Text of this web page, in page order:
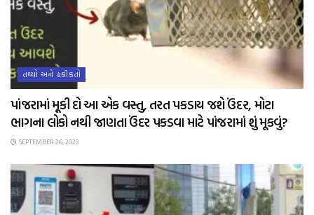
તથ્યો અને હકીકતો
પાંજરામાં મૂકી દો આ એક વસ્તુ, તરત પકડાય જશે ઉંદર, મોટા
ભાગના લોકો નથી જાણતા ઉંદર પકડવા માટે પાંજરામાં શું મૂકવું?
SEPTEMBER 26, 2023